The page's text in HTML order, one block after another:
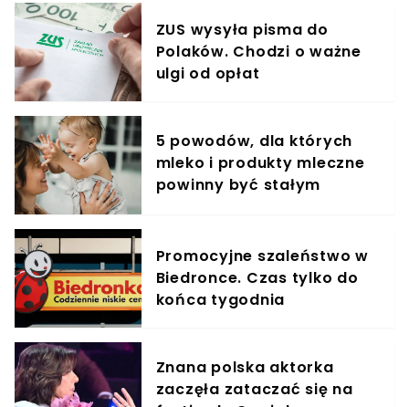
ZUS wysyła pisma do
Polaków. Chodzi o ważne
ulgi od opłat
5 powodów, dla których
mleko i produkty mleczne
powinny być stałym
Promocyjne szaleństwo w
Biedronce. Czas tylko do
końca tygodnia
Znana polska aktorka
zaczęła zataczać się na